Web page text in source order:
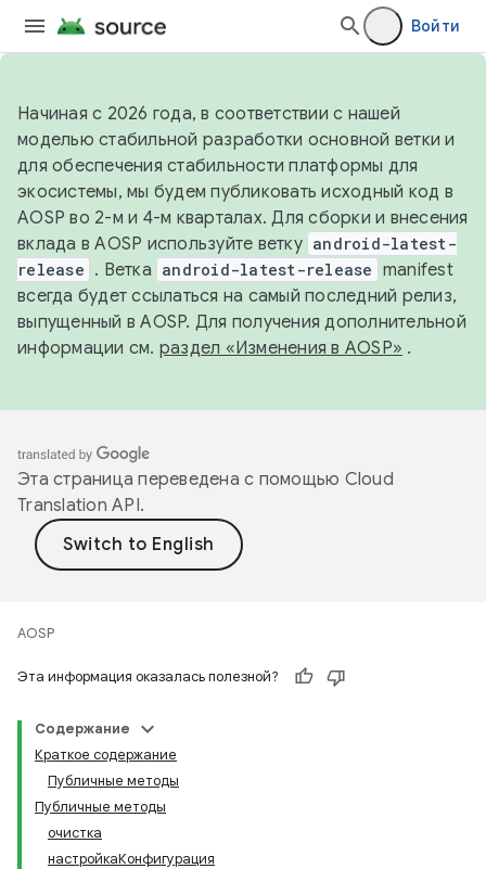
Войти
Начиная с 2026 года, в соответствии с нашей
моделью стабильной разработки основной ветки и
для обеспечения стабильности платформы для
экосистемы, мы будем публиковать исходный код в
AOSP во 2-м и 4-м кварталах. Для сборки и внесения
вклада в AOSP используйте ветку android-latest-
release . Ветка android-latest-release manifest
всегда будет ссылаться на самый последний релиз,
выпущенный в AOSP. Для получения дополнительной
информации см. раздел «Изменения в AOSP» .
Эта страница переведена с помощью Cloud
Translation API.
AOSP
Эта информация оказалась полезной?
Содержание
Краткое содержание
Публичные методы
Публичные методы
очистка
настройкаКонфигурация